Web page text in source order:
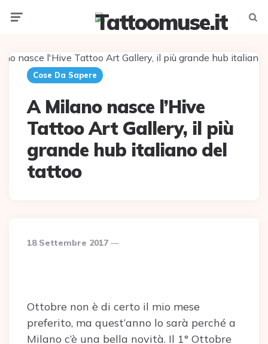
Cose Da Sapere
A Milano nasce l’Hive
Tattoo Art Gallery, il più
grande hub italiano del
tattoo
18 Settembre 2017
Ottobre non è di certo il mio mese
preferito, ma quest’anno lo sarà perché a
Milano c’è una bella novità. Il 1° Ottobre